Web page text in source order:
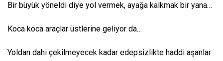
Bir büyük yöneldi diye yol vermek, ayağa kalkmak bir yana…
Koca koca araçlar üstlerine geliyor da…
Yoldan dahi çekilmeyecek kadar edepsizlikte haddi aşanlar